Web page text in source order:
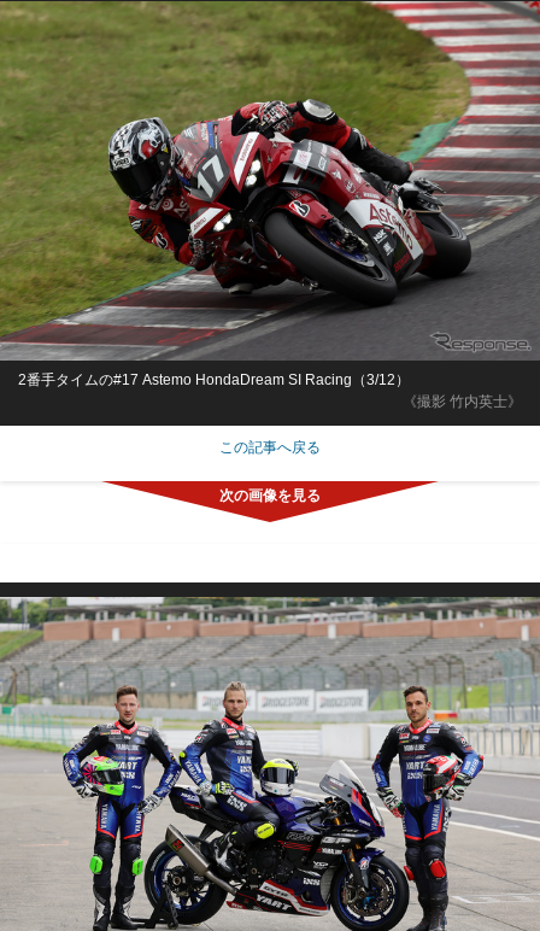
《撮影 竹内英士》
2番手タイムの#17 Astemo HondaDream SI Racing（3/12）
この記事へ戻る